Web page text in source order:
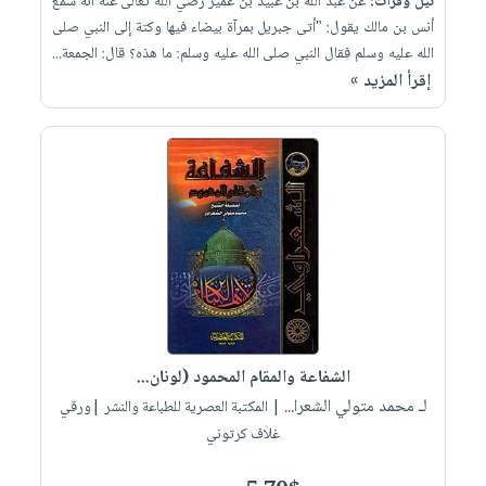
أنس بن مالك يقول: "أتى جبريل بمرآة بيضاء فيها وكتة إلى النبي صلى
الله عليه وسلم فقال النبي صلى الله عليه وسلم: ما هذه؟ قال: الجمعة...
إقرأ المزيد »
الشفاعة والمقام المحمود (لونان...
لـ محمد متولي الشعرا... | المكتبة العصرية للطباعة والنشر |ورقي
غلاف كرتوني